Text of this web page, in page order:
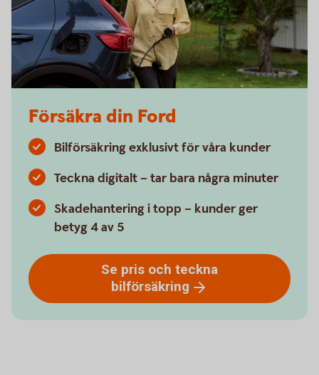
Försäkra din Ford
Bilförsäkring exklusivt för våra kunder
Teckna digitalt – tar bara några minuter
Skadehantering i topp – kunder ger
betyg 4 av 5
Se pris och teckna
bilförsäkring